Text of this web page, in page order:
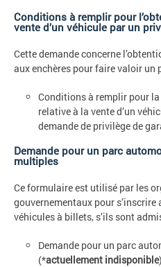
Conditions à remplir pour
vente d’un véhicule par un
Cette demande concerne
aux enchères pour faire valoir un
Conditions à remplir pour la
relative à la vente d’un
demande de privilège de
Demande pour un parc
multiples
Ce formulaire est utilisé par les
gouvernementaux pour s’inscrire
véhicules à billets, s’ils sont
Demande pour un parc
(*actuellement indisponible)